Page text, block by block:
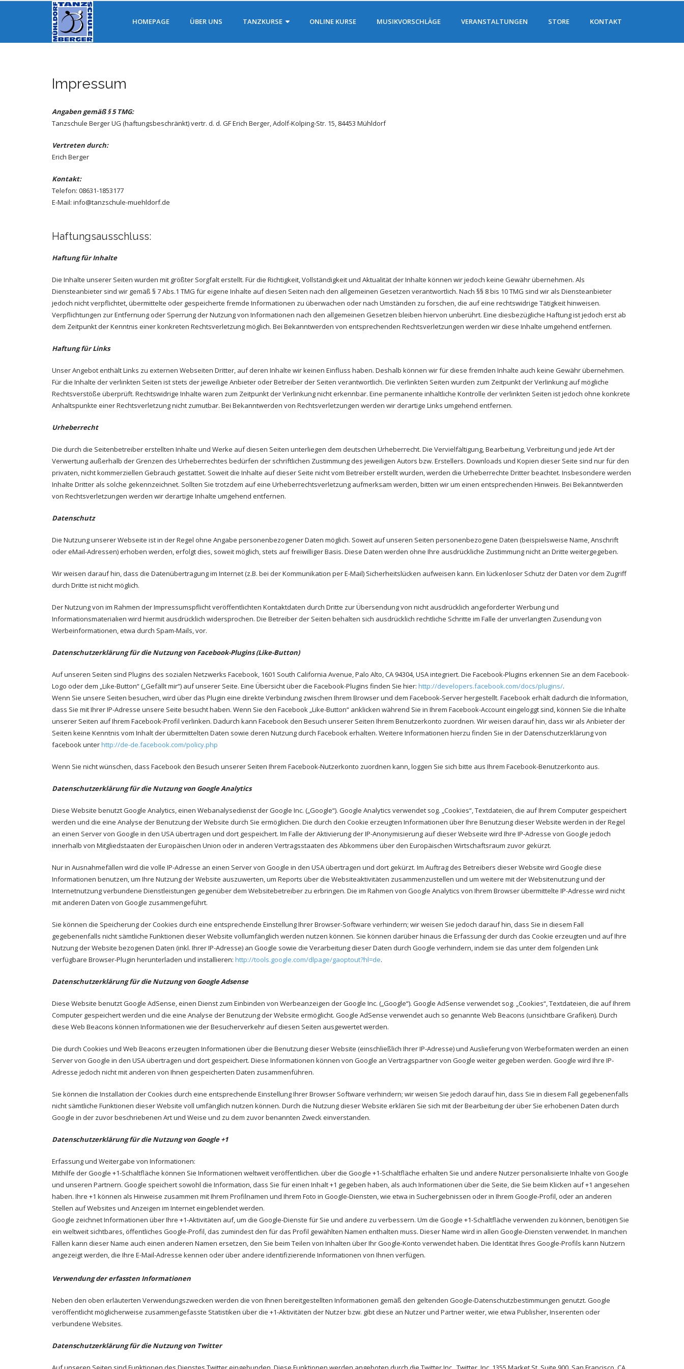
HOMEPAGE ÜBER UNS TANZKURSE ONLINE KURSE MUSIKVORSCHLÄGE VERANSTALTUNGEN STORE KONTAKT
Impressum
Angaben gemäß § 5 TMG:
Tanzschule Berger UG (haftungsbeschränkt) vertr. d. d. GF Erich Berger, Adolf-Kolping-Str. 15, 84453 Mühldorf
Vertreten durch:
Erich Berger
Kontakt:
Telefon: 08631-1853177
E-Mail: info@tanzschule-muehldorf.de
Haftungsausschluss:
Haftung für Inhalte
Die Inhalte unserer Seiten wurden mit größter Sorgfalt erstellt. Für die Richtigkeit, Vollständigkeit und Aktualität der Inhalte können wir jedoch keine Gewähr übernehmen. Als
Diensteanbieter sind wir gemäß § 7 Abs.1 TMG für eigene Inhalte auf diesen Seiten nach den allgemeinen Gesetzen verantwortlich. Nach §§ 8 bis 10 TMG sind wir als Diensteanbieter
jedoch nicht verpflichtet, übermittelte oder gespeicherte fremde Informationen zu überwachen oder nach Umständen zu forschen, die auf eine rechtswidrige Tätigkeit hinweisen.
Verpflichtungen zur Entfernung oder Sperrung der Nutzung von Informationen nach den allgemeinen Gesetzen bleiben hiervon unberührt. Eine diesbezügliche Haftung ist jedoch erst ab
dem Zeitpunkt der Kenntnis einer konkreten Rechtsverletzung möglich. Bei Bekanntwerden von entsprechenden Rechtsverletzungen werden wir diese Inhalte umgehend entfernen.
Haftung für Links
Unser Angebot enthält Links zu externen Webseiten Dritter, auf deren Inhalte wir keinen Einfluss haben. Deshalb können wir für diese fremden Inhalte auch keine Gewähr übernehmen.
Für die Inhalte der verlinkten Seiten ist stets der jeweilige Anbieter oder Betreiber der Seiten verantwortlich. Die verlinkten Seiten wurden zum Zeitpunkt der Verlinkung auf mögliche
Rechtsverstöße überprüft. Rechtswidrige Inhalte waren zum Zeitpunkt der Verlinkung nicht erkennbar. Eine permanente inhaltliche Kontrolle der verlinkten Seiten ist jedoch ohne konkrete
Anhaltspunkte einer Rechtsverletzung nicht zumutbar. Bei Bekanntwerden von Rechtsverletzungen werden wir derartige Links umgehend entfernen.
Urheberrecht
Die durch die Seitenbetreiber erstellten Inhalte und Werke auf diesen Seiten unterliegen dem deutschen Urheberrecht. Die Vervielfältigung, Bearbeitung, Verbreitung und jede Art der
Verwertung außerhalb der Grenzen des Urheberrechtes bedürfen der schriftlichen Zustimmung des jeweiligen Autors bzw. Erstellers. Downloads und Kopien dieser Seite sind nur für den
privaten, nicht kommerziellen Gebrauch gestattet. Soweit die Inhalte auf dieser Seite nicht vom Betreiber erstellt wurden, werden die Urheberrechte Dritter beachtet. Insbesondere werden
Inhalte Dritter als solche gekennzeichnet. Sollten Sie trotzdem auf eine Urheberrechtsverletzung aufmerksam werden, bitten wir um einen entsprechenden Hinweis. Bei Bekanntwerden
von Rechtsverletzungen werden wir derartige Inhalte umgehend entfernen.
Datenschutz
Die Nutzung unserer Webseite ist in der Regel ohne Angabe personenbezogener Daten möglich. Soweit auf unseren Seiten personenbezogene Daten (beispielsweise Name, Anschrift
oder eMail-Adressen) erhoben werden, erfolgt dies, soweit möglich, stets auf freiwilliger Basis. Diese Daten werden ohne Ihre ausdrückliche Zustimmung nicht an Dritte weitergegeben.
Wir weisen darauf hin, dass die Datenübertragung im Internet (z.B. bei der Kommunikation per E-Mail) Sicherheitslücken aufweisen kann. Ein lückenloser Schutz der Daten vor dem Zugriff
durch Dritte ist nicht möglich.
Der Nutzung von im Rahmen der Impressumspflicht veröffentlichten Kontaktdaten durch Dritte zur Übersendung von nicht ausdrücklich angeforderter Werbung und
Informationsmaterialien wird hiermit ausdrücklich widersprochen. Die Betreiber der Seiten behalten sich ausdrücklich rechtliche Schritte im Falle der unverlangten Zusendung von
Werbeinformationen, etwa durch Spam-Mails, vor.
Datenschutzerklärung für die Nutzung von Facebook-Plugins (Like-Button)
Auf unseren Seiten sind Plugins des sozialen Netzwerks Facebook, 1601 South California Avenue, Palo Alto, CA 94304, USA integriert. Die Facebook-Plugins erkennen Sie an dem Facebook-
Logo oder dem „Like-Button“ („Gefällt mir“) auf unserer Seite. Eine Übersicht über die Facebook-Plugins finden Sie hier: http://developers.facebook.com/docs/plugins/.
Wenn Sie unsere Seiten besuchen, wird über das Plugin eine direkte Verbindung zwischen Ihrem Browser und dem Facebook-Server hergestellt. Facebook erhält dadurch die Information,
dass Sie mit Ihrer IP-Adresse unsere Seite besucht haben. Wenn Sie den Facebook „Like-Button“ anklicken während Sie in Ihrem Facebook-Account eingeloggt sind, können Sie die Inhalte
unserer Seiten auf Ihrem Facebook-Profil verlinken. Dadurch kann Facebook den Besuch unserer Seiten Ihrem Benutzerkonto zuordnen. Wir weisen darauf hin, dass wir als Anbieter der
Seiten keine Kenntnis vom Inhalt der übermittelten Daten sowie deren Nutzung durch Facebook erhalten. Weitere Informationen hierzu finden Sie in der Datenschutzerklärung von
facebook unterhttp://de-de.facebook.com/policy.php
Wenn Sie nicht wünschen, dass Facebook den Besuch unserer Seiten Ihrem Facebook-Nutzerkonto zuordnen kann, loggen Sie sich bitte aus Ihrem Facebook-Benutzerkonto aus.
Datenschutzerklärung für die Nutzung von Google Analytics
Diese Website benutzt Google Analytics, einen Webanalysedienst der Google Inc. („Google“). Google Analytics verwendet sog. „Cookies“, Textdateien, die auf Ihrem Computer gespeichert
werden und die eine Analyse der Benutzung der Website durch Sie ermöglichen. Die durch den Cookie erzeugten Informationen über Ihre Benutzung dieser Website werden in der Regel
an einen Server von Google in den USA übertragen und dort gespeichert. Im Falle der Aktivierung der IP-Anonymisierung auf dieser Webseite wird Ihre IP-Adresse von Google jedoch
innerhalb von Mitgliedstaaten der Europäischen Union oder in anderen Vertragsstaaten des Abkommens über den Europäischen Wirtschaftsraum zuvor gekürzt.
Nur in Ausnahmefällen wird die volle IP-Adresse an einen Server von Google in den USA übertragen und dort gekürzt. Im Auftrag des Betreibers dieser Website wird Google diese
Informationen benutzen, um Ihre Nutzung der Website auszuwerten, um Reports über die Websiteaktivitäten zusammenzustellen und um weitere mit der Websitenutzung und der
Internetnutzung verbundene Dienstleistungen gegenüber dem Websitebetreiber zu erbringen. Die im Rahmen von Google Analytics von Ihrem Browser übermittelte IP-Adresse wird nicht
mit anderen Daten von Google zusammengeführt.
Sie können die Speicherung der Cookies durch eine entsprechende Einstellung Ihrer Browser-Software verhindern; wir weisen Sie jedoch darauf hin, dass Sie in diesem Fall
gegebenenfalls nicht sämtliche Funktionen dieser Website vollumfänglich werden nutzen können. Sie können darüber hinaus die Erfassung der durch das Cookie erzeugten und auf Ihre
Nutzung der Website bezogenen Daten (inkl. Ihrer IP-Adresse) an Google sowie die Verarbeitung dieser Daten durch Google verhindern, indem sie das unter dem folgenden Link
verfügbare Browser-Plugin herunterladen und installieren: http://tools.google.com/dlpage/gaoptout?hl=de.
Datenschutzerklärung für die Nutzung von Google Adsense
Diese Website benutzt Google AdSense, einen Dienst zum Einbinden von Werbeanzeigen der Google Inc. („Google“). Google AdSense verwendet sog. „Cookies“, Textdateien, die auf Ihrem
Computer gespeichert werden und die eine Analyse der Benutzung der Website ermöglicht. Google AdSense verwendet auch so genannte Web Beacons (unsichtbare Grafiken). Durch
diese Web Beacons können Informationen wie der Besucherverkehr auf diesen Seiten ausgewertet werden.
Die durch Cookies und Web Beacons erzeugten Informationen über die Benutzung dieser Website (einschließlich Ihrer IP-Adresse) und Auslieferung von Werbeformaten werden an einen
Server von Google in den USA übertragen und dort gespeichert. Diese Informationen können von Google an Vertragspartner von Google weiter gegeben werden. Google wird Ihre IP-
Adresse jedoch nicht mit anderen von Ihnen gespeicherten Daten zusammenführen.
Sie können die Installation der Cookies durch eine entsprechende Einstellung Ihrer Browser Software verhindern; wir weisen Sie jedoch darauf hin, dass Sie in diesem Fall gegebenenfalls
nicht sämtliche Funktionen dieser Website voll umfänglich nutzen können. Durch die Nutzung dieser Website erklären Sie sich mit der Bearbeitung der über Sie erhobenen Daten durch
Google in der zuvor beschriebenen Art und Weise und zu dem zuvor benannten Zweck einverstanden.
Datenschutzerklärung für die Nutzung von Google +1
Erfassung und Weitergabe von Informationen:
Mithilfe der Google +1-Schaltfläche können Sie Informationen weltweit veröffentlichen. über die Google +1-Schaltfläche erhalten Sie und andere Nutzer personalisierte Inhalte von Google
und unseren Partnern. Google speichert sowohl die Information, dass Sie für einen Inhalt +1 gegeben haben, als auch Informationen über die Seite, die Sie beim Klicken auf +1 angesehen
haben. Ihre +1 können als Hinweise zusammen mit Ihrem Profilnamen und Ihrem Foto in Google-Diensten, wie etwa in Suchergebnissen oder in Ihrem Google-Profil, oder an anderen
Stellen auf Websites und Anzeigen im Internet eingeblendet werden.
Google zeichnet Informationen über Ihre +1-Aktivitäten auf, um die Google-Dienste für Sie und andere zu verbessern. Um die Google +1-Schaltfläche verwenden zu können, benötigen Sie
ein weltweit sichtbares, öffentliches Google-Profil, das zumindest den für das Profil gewählten Namen enthalten muss. Dieser Name wird in allen Google-Diensten verwendet. In manchen
Fällen kann dieser Name auch einen anderen Namen ersetzen, den Sie beim Teilen von Inhalten über Ihr Google-Konto verwendet haben. Die Identität Ihres Google-Profils kann Nutzern
angezeigt werden, die Ihre E-Mail-Adresse kennen oder über andere identifizierende Informationen von Ihnen verfügen.
Verwendung der erfassten Informationen
Neben den oben erläuterten Verwendungszwecken werden die von Ihnen bereitgestellten Informationen gemäß den geltenden Google-Datenschutzbestimmungen genutzt. Google
veröffentlicht möglicherweise zusammengefasste Statistiken über die +1-Aktivitäten der Nutzer bzw. gibt diese an Nutzer und Partner weiter, wie etwa Publisher, Inserenten oder
verbundene Websites.
Datenschutzerklärung für die Nutzung von Twitter